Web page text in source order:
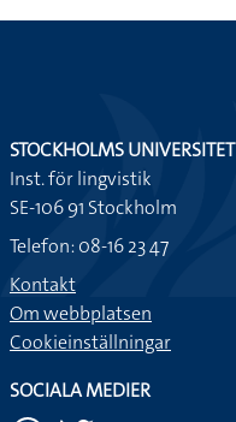
STOCKHOLMS UNIVERSITET
Inst. för lingvistik
SE-106 91 Stockholm
Telefon: 08-16 23 47
Kontakt
Om webbplatsen
Cookieinställningar
SOCIALA MEDIER